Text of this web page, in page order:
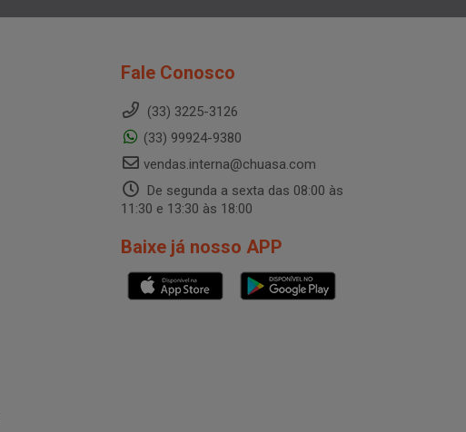
Fale Conosco
(33) 3225-3126
(33) 99924-9380
vendas.interna@chuasa.com
De segunda a sexta das 08:00 às
11:30 e 13:30 às 18:00
Baixe já nosso APP